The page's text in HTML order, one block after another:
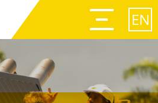
EN
Afficher
le
menu